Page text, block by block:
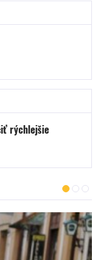
rýchlejšie